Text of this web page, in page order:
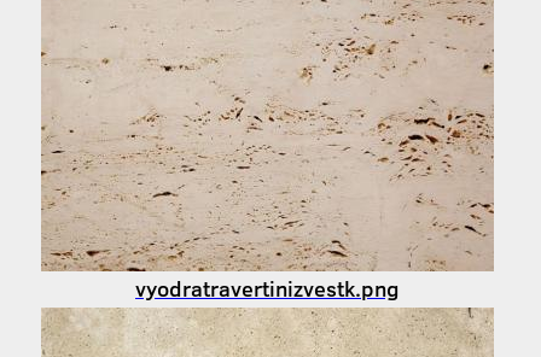
vyodratravertinizvestk.png